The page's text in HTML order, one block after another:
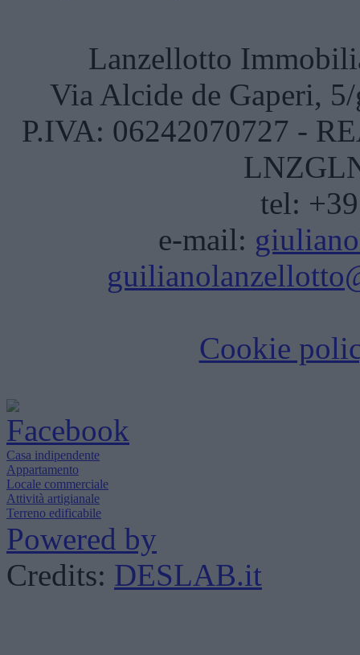
Lanzellotto
Via Alcide de Gaperi,
P.IVA: 06242070727 -
tel:
e-mail:
Cookie
Casa indipendente
Appartamento
Locale commerciale
Attività artigianale
Terreno edificabile
Powered by
Credits: DESLAB.it